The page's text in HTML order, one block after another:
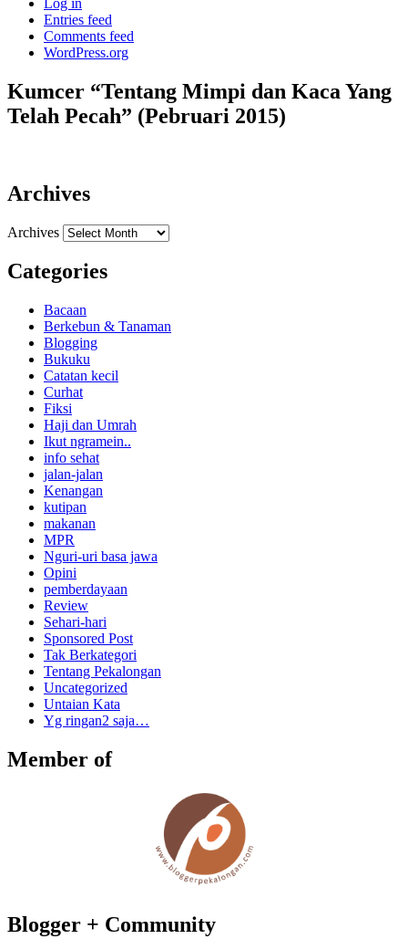
Entries feed
Comments feed
WordPress.org
Kumcer “Tentang Mimpi dan Kaca Yang
Telah Pecah” (Pebruari 2015)
Archives
Archives
Categories
Bacaan
Berkebun & Tanaman
Blogging
Bukuku
Catatan kecil
Curhat
Fiksi
Haji dan Umrah
Ikut ngramein..
info sehat
jalan-jalan
Kenangan
kutipan
makanan
MPR
Nguri-uri basa jawa
Opini
pemberdayaan
Review
Sehari-hari
Sponsored Post
Tak Berkategori
Tentang Pekalongan
Uncategorized
Untaian Kata
Yg ringan2 saja…
Member of
Blogger + Community